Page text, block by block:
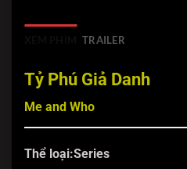
TRAILER
Tỷ Phú Giả Danh
Me and Who
Thể loại:Series